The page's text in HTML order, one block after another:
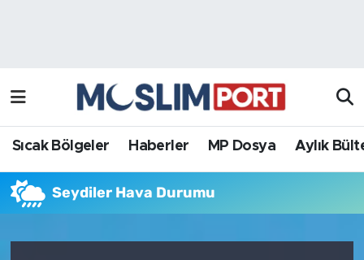
Sıcak Bölgeler Haberler MP Dosya Aylık
Seydiler Hava Durumu
Haberler
MP Dosya
Röportaj Haber
Aylık Bülten